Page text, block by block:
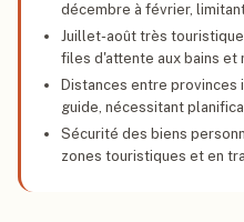
décembre à février,
Juillet-août très
files d'attente aux bains et
Distances entre provinces
guide, nécessitant
Sécurité des biens
zones touristiques et en